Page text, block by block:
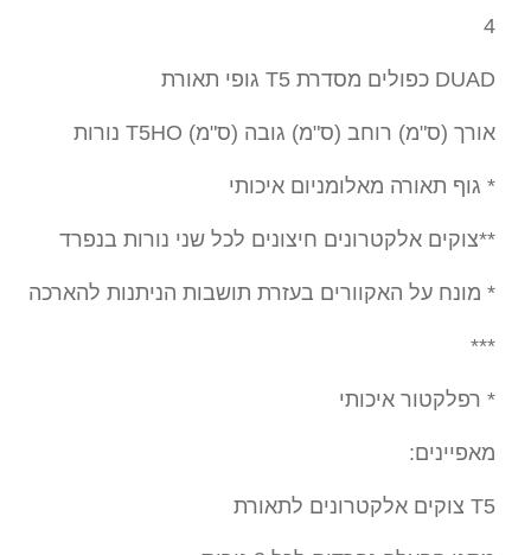
4
DUAD כפולים מסדרת T5 גופי תאורת
אורך (ס"מ) רוחב (ס"מ) גובה (ס"מ) T5HO נורות
* גוף תאורה מאלומניום איכותי
**צוקים אלקטרונים חיצונים לכל שני נורות בנפרד
* מונח על האקוורים בעזרת תושבות הניתנות להארכה
***
* רפלקטור איכותי
מאפיינים:
T5 צוקים אלקטרונים לתאורת